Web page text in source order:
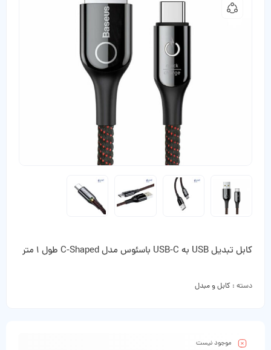
کابل تبدیل USB به USB-C باسئوس مدل C-Shaped طول 1 متر
دسته : کابل و مبدل
موجود نیست